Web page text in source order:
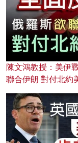
陳文鴻教授：美伊
聯合伊朗 對付北約